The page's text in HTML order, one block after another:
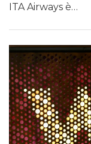
ITA Airways è…